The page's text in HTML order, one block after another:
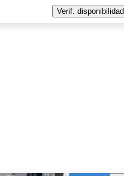
Verif. disponibilidad